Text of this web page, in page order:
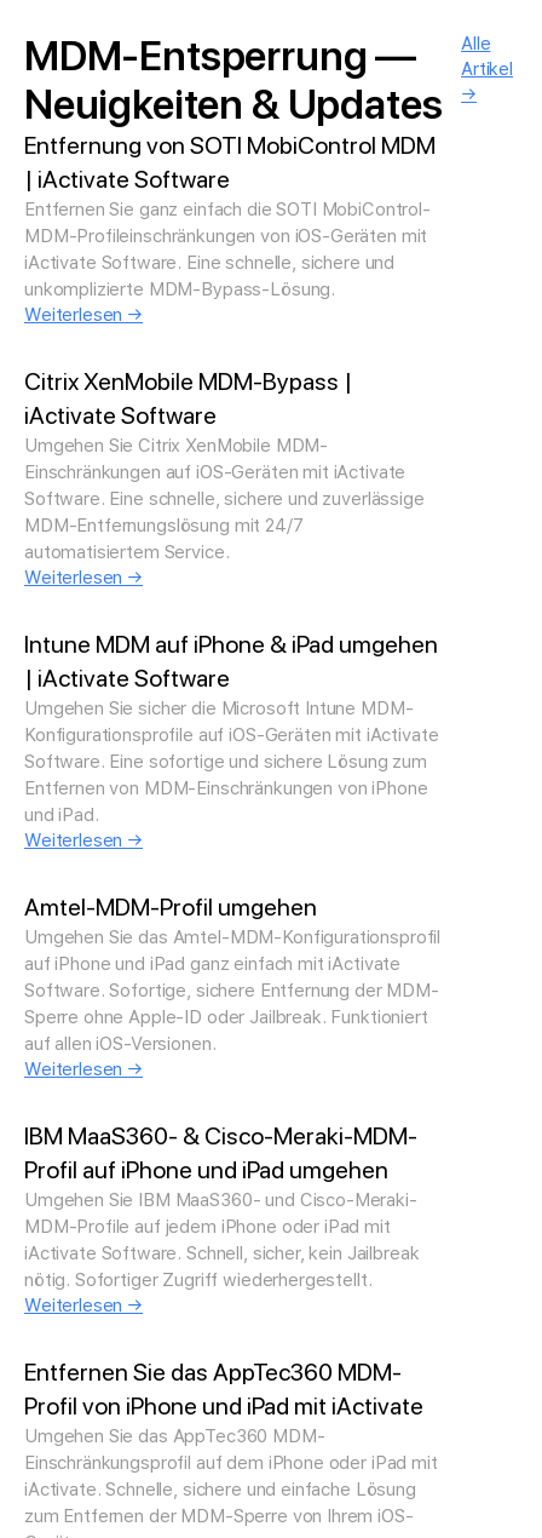
MDM-Entsperrung —
Neuigkeiten & Updates
Alle
Artikel
→
Entfernung von SOTI MobiControl MDM
| iActivate Software
Entfernen Sie ganz einfach die SOTI MobiControl-
MDM-Profileinschränkungen von iOS-Geräten mit
iActivate Software. Eine schnelle, sichere und
unkomplizierte MDM-Bypass-Lösung.
Weiterlesen →
Citrix XenMobile MDM-Bypass |
iActivate Software
Umgehen Sie Citrix XenMobile MDM-
Einschränkungen auf iOS-Geräten mit iActivate
Software. Eine schnelle, sichere und zuverlässige
MDM-Entfernungslösung mit 24/7
automatisiertem Service.
Weiterlesen →
Intune MDM auf iPhone & iPad umgehen
| iActivate Software
Umgehen Sie sicher die Microsoft Intune MDM-
Konfigurationsprofile auf iOS-Geräten mit iActivate
Software. Eine sofortige und sichere Lösung zum
Entfernen von MDM-Einschränkungen von iPhone
und iPad.
Weiterlesen →
Amtel-MDM-Profil umgehen
Umgehen Sie das Amtel-MDM-Konfigurationsprofil
auf iPhone und iPad ganz einfach mit iActivate
Software. Sofortige, sichere Entfernung der MDM-
Sperre ohne Apple-ID oder Jailbreak. Funktioniert
auf allen iOS-Versionen.
Weiterlesen →
IBM MaaS360- & Cisco-Meraki-MDM-
Profil auf iPhone und iPad umgehen
Umgehen Sie IBM MaaS360- und Cisco-Meraki-
MDM-Profile auf jedem iPhone oder iPad mit
iActivate Software. Schnell, sicher, kein Jailbreak
nötig. Sofortiger Zugriff wiederhergestellt.
Weiterlesen →
Entfernen Sie das AppTec360 MDM-
Profil von iPhone und iPad mit iActivate
Umgehen Sie das AppTec360 MDM-
Einschränkungsprofil auf dem iPhone oder iPad mit
iActivate. Schnelle, sichere und einfache Lösung
zum Entfernen der MDM-Sperre von Ihrem iOS-